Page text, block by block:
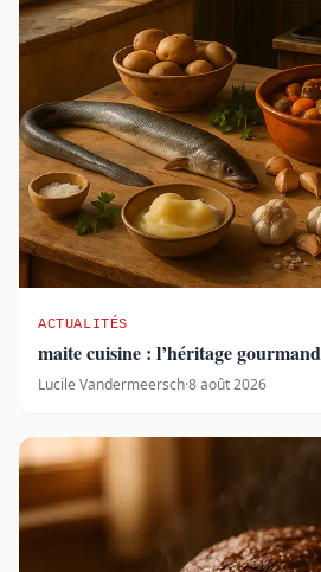
ACTUALITÉS
maite cuisine : l’héritage
Lucile Vandermeersch·8 août 2026